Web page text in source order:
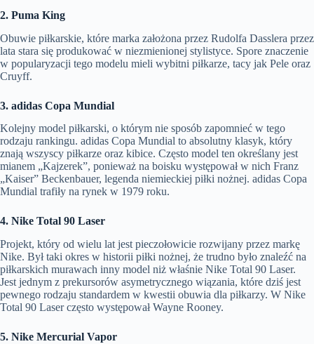
2. Puma King
Obuwie piłkarskie, które marka założona przez Rudolfa Dasslera przez
lata stara się produkować w niezmienionej stylistyce. Spore znaczenie
w popularyzacji tego modelu mieli wybitni piłkarze, tacy jak Pele oraz
Cruyff.
3. adidas Copa Mundial
Kolejny model piłkarski, o którym nie sposób zapomnieć w tego
rodzaju rankingu. adidas Copa Mundial to absolutny klasyk, który
znają wszyscy piłkarze oraz kibice. Często model ten określany jest
mianem „Kajzerek”, ponieważ na boisku występował w nich Franz
„Kaiser” Beckenbauer, legenda niemieckiej piłki nożnej. adidas Copa
Mundial trafiły na rynek w 1979 roku.
4. Nike Total 90 Laser
Projekt, który od wielu lat jest pieczołowicie rozwijany przez markę
Nike. Był taki okres w historii piłki nożnej, że trudno było znaleźć na
piłkarskich murawach inny model niż właśnie Nike Total 90 Laser.
Jest jednym z prekursorów asymetrycznego wiązania, które dziś jest
pewnego rodzaju standardem w kwestii obuwia dla piłkarzy. W Nike
Total 90 Laser często występował Wayne Rooney.
5. Nike Mercurial Vapor